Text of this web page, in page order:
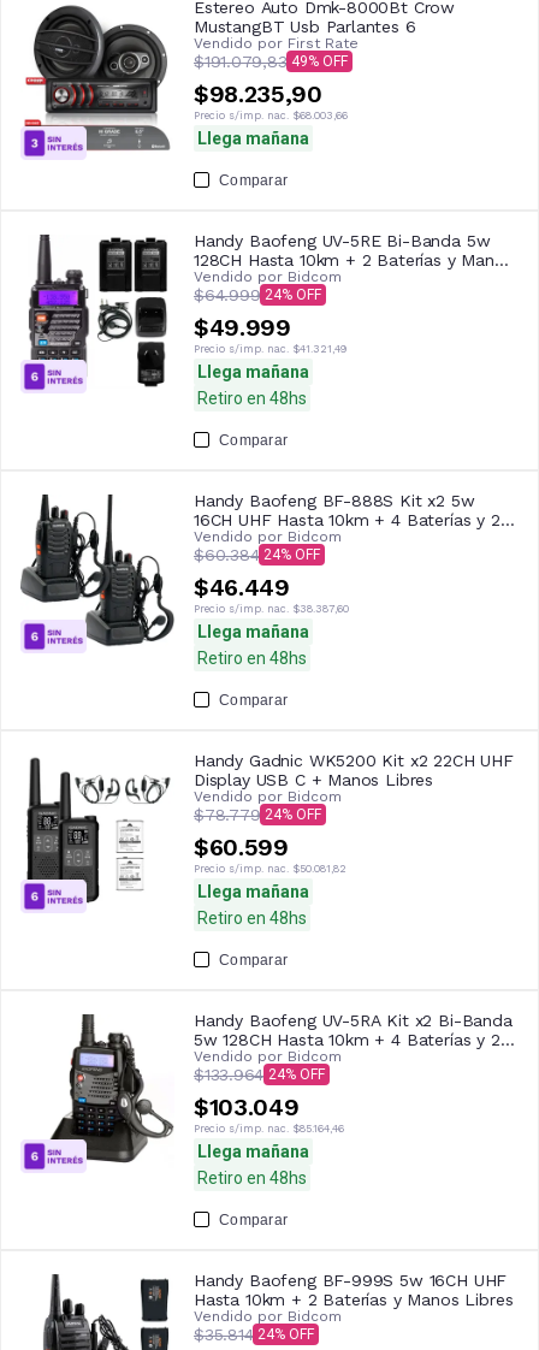
Estereo Auto Dmk-8000Bt Crow
MustangBT Usb Parlantes 6
Vendido por First Rate
$191.079,83 49
$98.235,90
Precio s/imp. nac. $68.003,66
Llega mañana
Comparar
Handy Baofeng UV-5RE Bi-Banda 5w
128CH Hasta 10km + 2 Baterías y Manos
Libres
Vendido por Bidcom
$64.999 24
$49.999
Precio s/imp. nac. $41.321,49
Llega mañana
Retiro en 48hs
Comparar
Handy Baofeng BF-888S Kit x2 5w
16CH UHF Hasta 10km + 4 Baterías y 2
Manos Libres
Vendido por Bidcom
$60.384 24
$46.449
Precio s/imp. nac. $38.387,60
Llega mañana
Retiro en 48hs
Comparar
Handy Gadnic WK5200 Kit x2 22CH UHF
Display USB C + Manos Libres
Vendido por Bidcom
$78.779 24
$60.599
Precio s/imp. nac. $50.081,82
Llega mañana
Retiro en 48hs
Comparar
Handy Baofeng UV-5RA Kit x2 Bi-Banda
5w 128CH Hasta 10km + 4 Baterías y 2
Manos Libres
Vendido por Bidcom
$133.964 24
$103.049
Precio s/imp. nac. $85.164,46
Llega mañana
Retiro en 48hs
Comparar
Handy Baofeng BF-999S 5w 16CH UHF
Hasta 10km + 2 Baterías y Manos Libres
Vendido por Bidcom
$35.814 24